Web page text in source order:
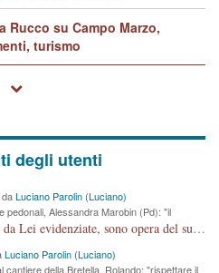
Rucco su Campo Marzo,
turismo
degli utenti
Luciano Parolin (Luciano)
pedonali, Alessandra Marobin (Pd): "il
Consigliera Marobin, tutte le cose da Lei evidenziate, sono opera del suo ex Assessore e compagno di Partito Antonio Marco Dalla Pozza Assessore alla "progettazione" di piste ciclabili e altre porcherie. A lui manderei il conto da saldare per incidenti e danni alle persone. E' ora che "finiamola." Avete perso rassegnatevi. qui IL SINDACO RUCCO NON C'ENTRA PER NIENTE. CAPITO!!!!!!!! Amen.
Luciano Parolin (Luciano)
cantiere della Bretella. Rolando: "rispettare il